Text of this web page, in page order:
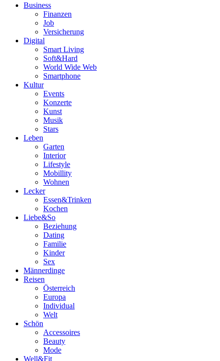
Business
Finanzen
Job
Versicherung
Digital
Smart Living
Soft&Hard
World Wide Web
Smartphone
Kultur
Events
Konzerte
Kunst
Musik
Stars
Leben
Garten
Interior
Lifestyle
Mobillity
Wohnen
Lecker
Essen&Trinken
Kochen
Liebe&So
Beziehung
Dating
Familie
Kinder
Sex
Männerdinge
Reisen
Österreich
Europa
Individual
Welt
Schön
Accessoires
Beauty
Mode
Well&Fit